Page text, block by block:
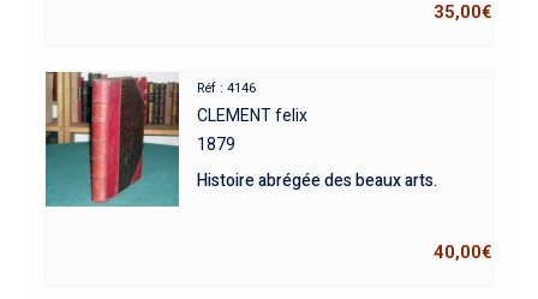
35,00€
Réf : 4146
CLEMENT felix
1879
Histoire abrégée des beaux arts.
40,00€